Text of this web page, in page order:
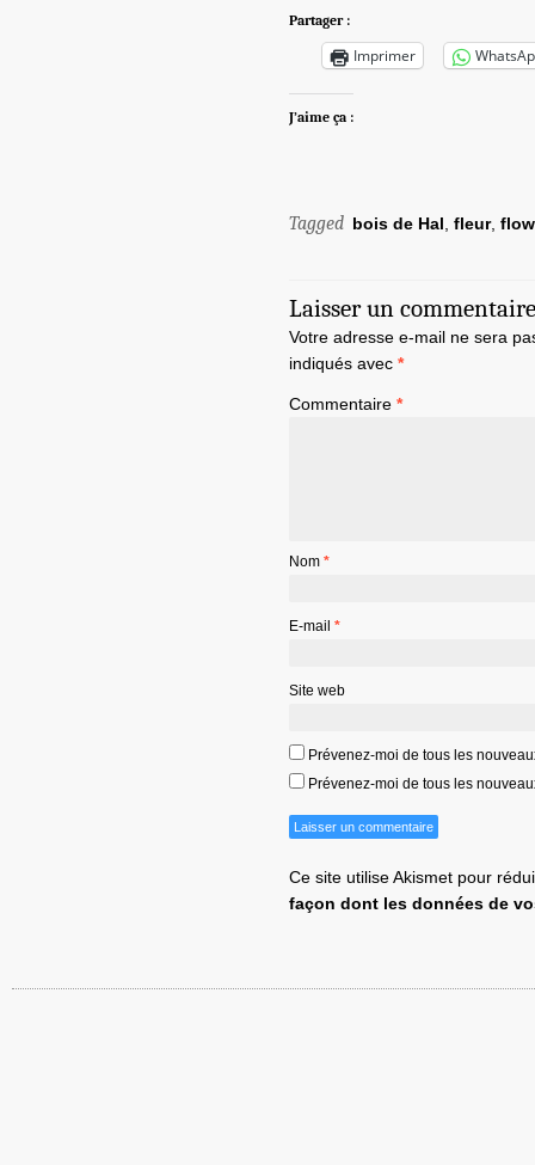
Partager :
Imprimer
J’aime ça :
Tagged bois de Hal fleur,
Laisser un commentaire
Votre adresse e-mail ne sera
indiqués avec *
Commentaire *
Nom *
E-mail *
Site web
Prévenez-moi de tous les
Prévenez-moi de tous les
Ce site utilise Akismet pour
façon dont les données de